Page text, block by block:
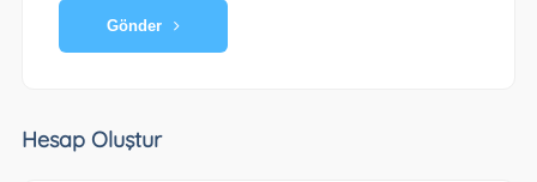
Gönder
Hesap Oluştur